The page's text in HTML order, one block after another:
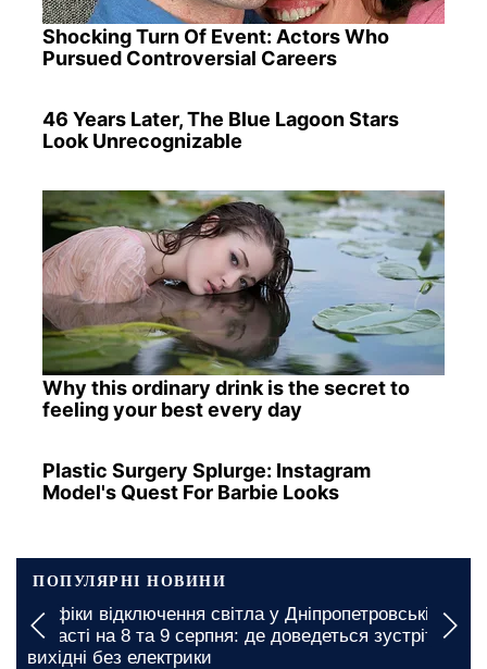
Shocking Turn Of Event: Actors Who
Pursued Controversial Careers
46 Years Later, The Blue Lagoon Stars
Look Unrecognizable
Why this ordinary drink is the secret to
feeling your best every day
Plastic Surgery Splurge: Instagram
Model's Quest For Barbie Looks
ПОПУЛЯРНІ НОВИНИ
Графіки відключення світла у Дніпропетровській
області на 8 та 9 серпня: де доведеться зустріти
вихідні без електрики